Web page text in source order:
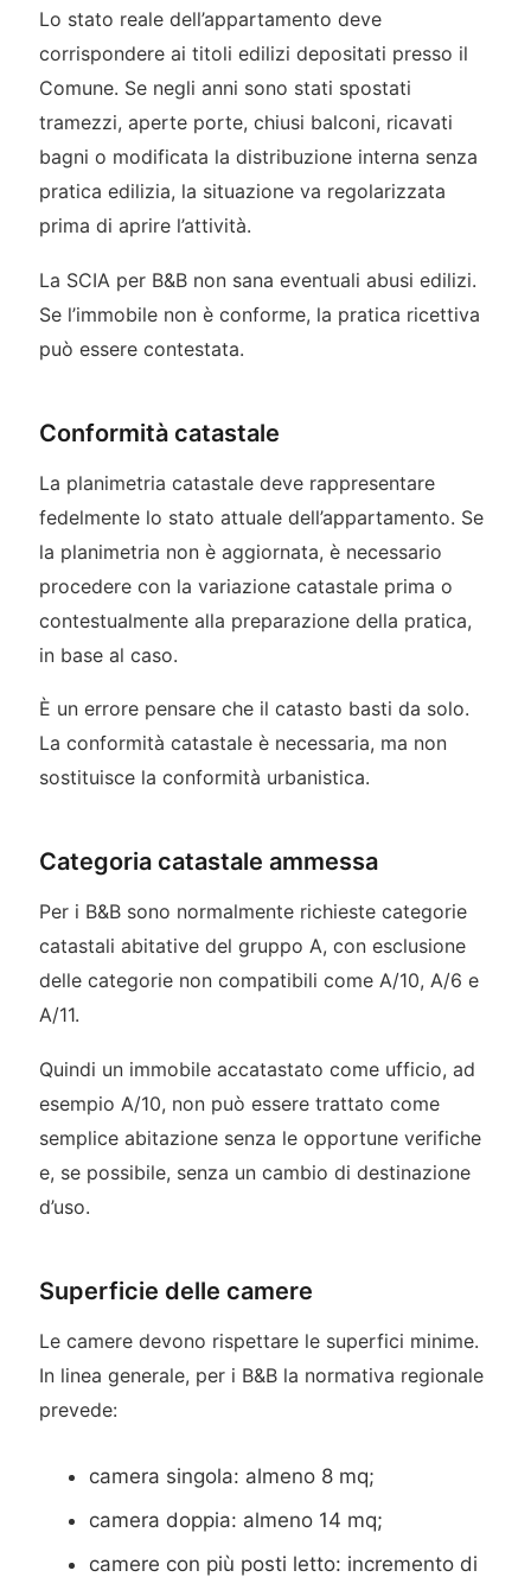
Lo stato reale dell’appartamento deve
corrispondere ai titoli edilizi depositati presso il
Comune. Se negli anni sono stati spostati
tramezzi, aperte porte, chiusi balconi, ricavati
bagni o modificata la distribuzione interna senza
pratica edilizia, la situazione va regolarizzata
prima di aprire l’attività.
La SCIA per B&B non sana eventuali abusi edilizi.
Se l’immobile non è conforme, la pratica ricettiva
può essere contestata.
Conformità catastale
La planimetria catastale deve rappresentare
fedelmente lo stato attuale dell’appartamento. Se
la planimetria non è aggiornata, è necessario
procedere con la variazione catastale prima o
contestualmente alla preparazione della pratica,
in base al caso.
È un errore pensare che il catasto basti da solo.
La conformità catastale è necessaria, ma non
sostituisce la conformità urbanistica.
Categoria catastale ammessa
Per i B&B sono normalmente richieste categorie
catastali abitative del gruppo A, con esclusione
delle categorie non compatibili come A/10, A/6 e
A/11.
Quindi un immobile accatastato come ufficio, ad
esempio A/10, non può essere trattato come
semplice abitazione senza le opportune verifiche
e, se possibile, senza un cambio di destinazione
d’uso.
Superficie delle camere
Le camere devono rispettare le superfici minime.
In linea generale, per i B&B la normativa regionale
prevede:
camera singola: almeno 8 mq;
camera doppia: almeno 14 mq;
camere con più posti letto: incremento di